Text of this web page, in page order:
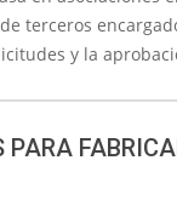
terceros
y la
PARA